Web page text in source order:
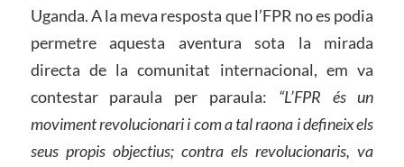
Uganda. A la meva resposta que l’FPR no es podia
permetre aquesta aventura sota la mirada
directa de la comunitat internacional, em va
contestar paraula per paraula: “L’FPR és un
moviment revolucionari i com a tal raona i defineix els
seus propis objectius; contra els revolucionaris, va